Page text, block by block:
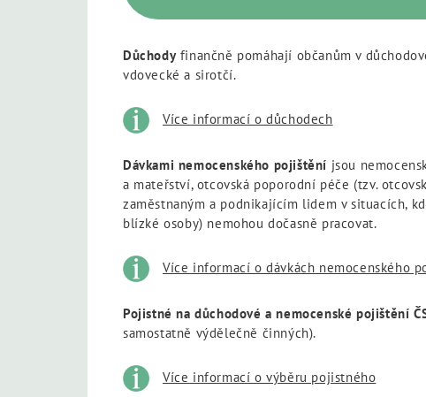
Důchodyfinančně pomáhají občanům v
vdovecké a sirotčí.
Více informací o důchodech
Dávkami nemocenského pojištění jsou
a mateřství, otcovská poporodní péče (tzv.
zaměstnaným a podnikajícím lidem v situacích,
blízké osoby) nemohou dočasně pracovat.
Více informací o dávkách nemocenského
Pojistné na důchodové a nemocenské pojištění
samostatně výdělečně činných).
Více informací o výběru pojistného